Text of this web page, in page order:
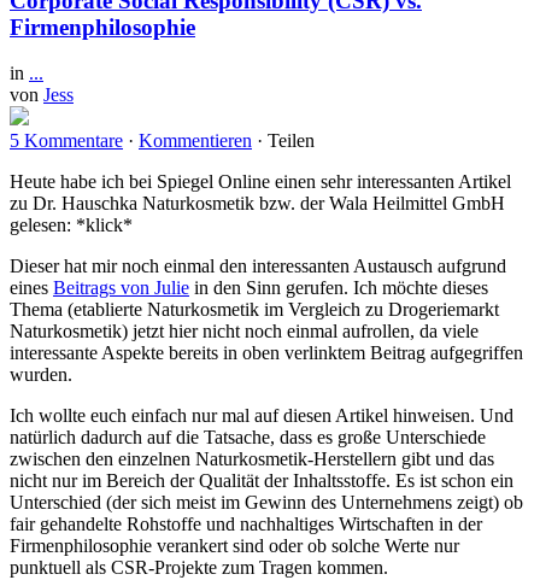
Firmenphilosophie
in ...
von Jess
5 Kommentare · Kommentieren · Teilen
Heute habe ich bei Spiegel Online einen sehr interessanten Artikel
zu Dr. Hauschka Naturkosmetik bzw. der Wala Heilmittel GmbH
gelesen: *klick*
Dieser hat mir noch einmal den interessanten Austausch aufgrund
eines Beitrags von Julie in den Sinn gerufen. Ich möchte dieses
Thema (etablierte Naturkosmetik im Vergleich zu Drogeriemarkt
Naturkosmetik) jetzt hier nicht noch einmal aufrollen, da viele
interessante Aspekte bereits in oben verlinktem Beitrag aufgegriffen
wurden.
Ich wollte euch einfach nur mal auf diesen Artikel hinweisen. Und
natürlich dadurch auf die Tatsache, dass es große Unterschiede
zwischen den einzelnen Naturkosmetik-Herstellern gibt und das
nicht nur im Bereich der Qualität der Inhaltsstoffe. Es ist schon ein
Unterschied (der sich meist im Gewinn des Unternehmens zeigt) ob
fair gehandelte Rohstoffe und nachhaltiges Wirtschaften in der
Firmenphilosophie verankert sind oder ob solche Werte nur
punktuell als CSR-Projekte zum Tragen kommen.